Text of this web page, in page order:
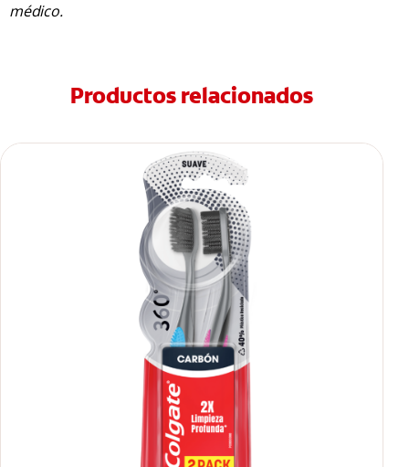
médico.
Productos relacionados